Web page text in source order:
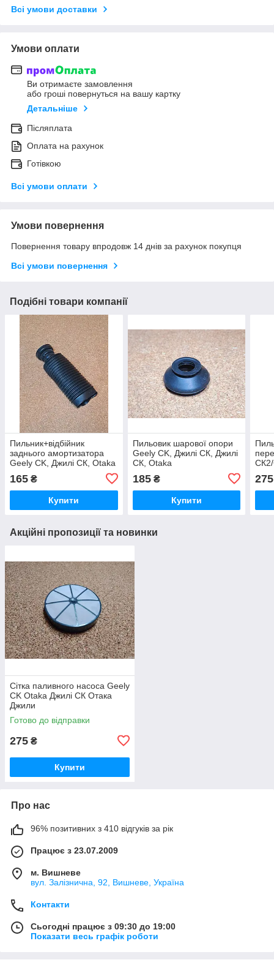
Всі умови доставки
Умови оплати
Ви отримаєте замовлення
або гроші повернуться на вашу картку
Детальніше
Післяплата
Оплата на рахунок
Готівкою
Всі умови оплати
Умови повернення
Повернення товару впродовж 14 днів за рахунок покупця
Всі умови повернення
Подібні товари компанії
Пильник+відбійник
заднього амортизатора
Geely CK, Джилі СК, Otaka
165 ₴
Купити
Пильовик шарової опори
Geely CK, Джилі СК, Джилі
СК, Otaka
185₴
Купити
275
Акційні пропозиції та новинки
Сітка паливного насоса Geely
CK Otaka Джилі СК Отака
Джили
Готово до відправки
275 ₴
Купити
Про нас
96% позитивних з 410 відгуків за рік
Працює з 23.07.2009
м. Вишневе
вул. Залізнична, 92, Вишневе, Україна
Контакти
Сьогодні працює з 09:30 до 19:00
Показати весь графік роботи